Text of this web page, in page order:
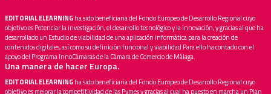
EDITORIAL ELEARNINGha sido beneficiaria del Fondo Europeo de Desarrollo Regional cuyo
objetivo es Potenciar la investigación, el desarrollo tecnológico y la innovación, y gracias al que ha
desarrollado un Estudio de viabilidad de una aplicación informática para la creación de
contenidos digitales, así como su definición funcional y viabilidad Para ello ha contado con el
apoyo del Programa InnoCámaras de la Cámara de Comercio de Málaga.
Una manera de hacer Europa.
EDITORIAL ELEARNINGha sido beneficiaria del Fondo Europeo de Desarrollo Regional cuyo
objetivo es mejorar la competitividad de las Pymes y gracias al cual ha puesto en marcha un Plan